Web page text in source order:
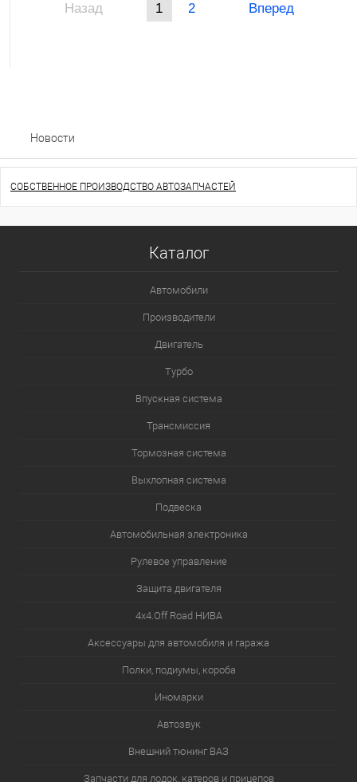
Назад 1 2 Вперед
Новости
СОБСТВЕННОЕ ПРОИЗВОДСТВО АВТОЗАПЧАСТЕЙ
Каталог
Автомобили
Производители
Двигатель
Турбо
Впускная система
Трансмиссия
Тормозная система
Выхлопная система
Подвеска
Автомобильная электроника
Рулевое управление
Защита двигателя
4х4.Off Road НИВА
Аксессуары для автомобиля и гаража
Полки, подиумы, короба
Иномарки
Автозвук
Внешний тюнинг ВАЗ
Запчасти для лодок, катеров и прицепов